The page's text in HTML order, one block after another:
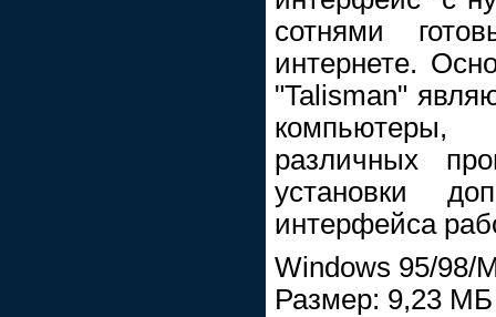
сотнями
интернете.
"Talisman"
различных
установки
интерфейса
Windows 95/98/
Размер: 9,23 МБ